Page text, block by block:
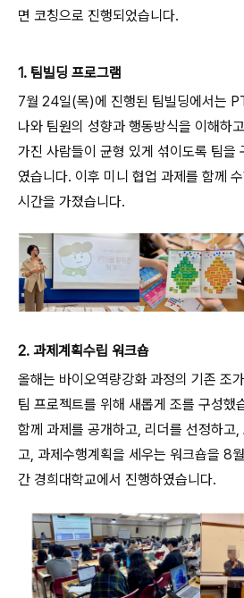
면 코칭으로 진행되었습니다.
1. 팀빌딩 프로그램
7월 24일(목)에 진행된 팀빌딩에서는
나와 팀원의 성향과 행동방식을 이해하
가진 사람들이 균형 있게 섞이도록 팀을
였습니다. 이후 미니 협업 과제를 함께
시간을 가졌습니다.
2. 과제계획수립 워크숍
올해는 바이오역량강화 과정의 기존 조
팀 프로젝트를 위해 새롭게 조를 구성했
함께 과제를 공개하고, 리더를 선정하고
고, 과제수행계획을 세우는 워크숍을 8
간 경희대학교에서 진행하였습니다.